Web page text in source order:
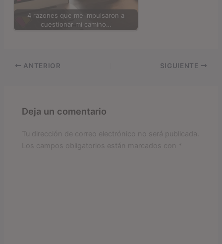
4 razones que me impulsaron a
cuestionar mi camino…
ANTERIOR SIGUIENTE
Deja un comentario
Tu dirección de correo electrónico no será publicada.
Los campos obligatorios están marcados con *